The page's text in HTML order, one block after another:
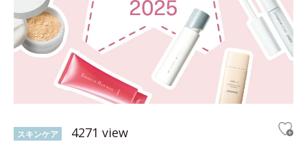
スキンケア 4271 view